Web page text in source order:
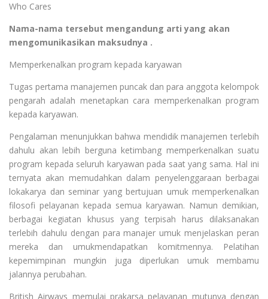
Who Cares
Nama-nama tersebut mengandung arti yang akan
mengomunikasikan maksudnya .
Memperkenalkan program kepada karyawan
Tugas pertama manajemen puncak dan para anggota kelompok
pengarah adalah menetapkan cara memperkenalkan program
kepada karyawan.
Pengalaman menunjukkan bahwa mendidik manajemen terlebih
dahulu akan lebih berguna ketimbang memperkenalkan suatu
program kepada seluruh karyawan pada saat yang sama. Hal ini
ternyata akan memudahkan dalam penyelenggaraan berbagai
lokakarya dan seminar yang bertujuan umuk memperkenalkan
filosofi pelayanan kepada semua karyawan. Namun demikian,
berbagai kegiatan khusus yang terpisah harus dilaksanakan
terlebih dahulu dengan para manajer umuk menjelaskan peran
mereka dan umukmendapatkan komitmennya. Pelatihan
kepemimpinan mungkin juga diperlukan umuk membamu
jalannya perubahan.
British Airways memulai prakarsa pelayanan mutunya dengan